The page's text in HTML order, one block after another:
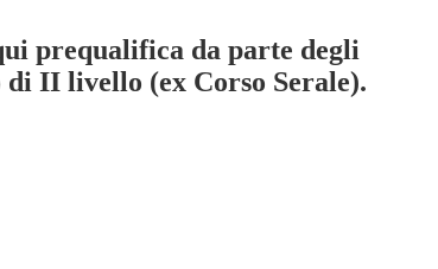
prequalifica da parte degli
II livello (ex Corso Serale).